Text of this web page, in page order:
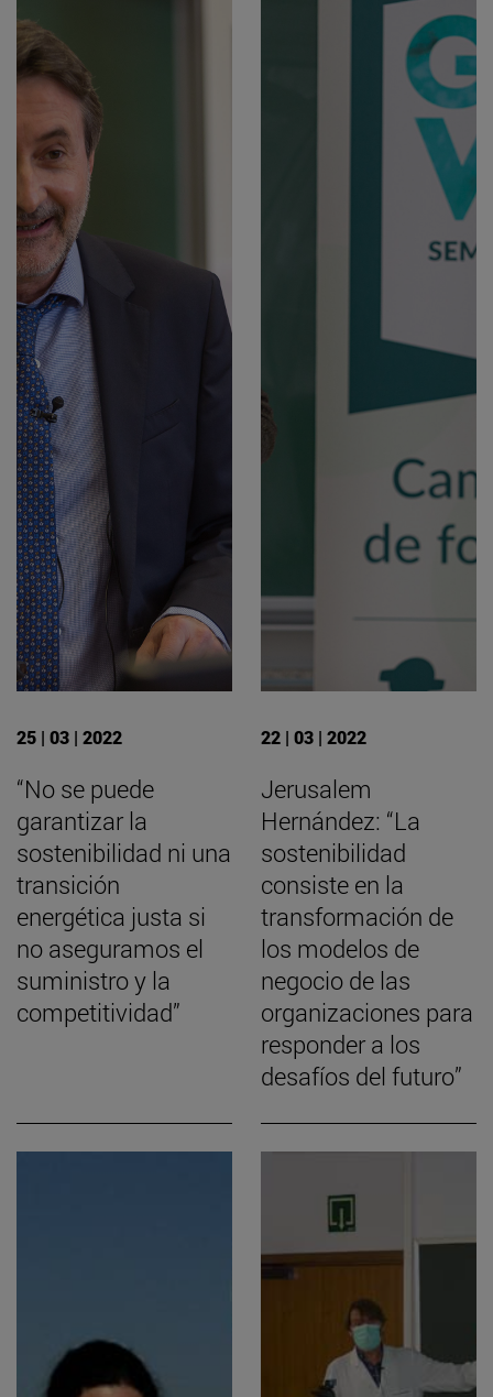
25 | 03 | 2022
“No se puede
garantizar la
sostenibilidad ni una
transición
energética justa si
no aseguramos el
suministro y la
competitividad”
22 | 03 | 2022
Jerusalem
Hernández: “La
sostenibilidad
consiste en la
transformación de
los modelos de
negocio de las
organizaciones para
responder a los
desafíos del futuro”